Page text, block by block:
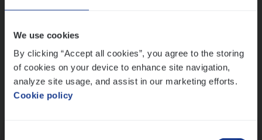
We use cookies
By clicking “Accept all cookies”, you agree to the storing
of cookies on your device to enhance site navigation,
analyze site usage, and assist in our marketing efforts.
Cookie policy